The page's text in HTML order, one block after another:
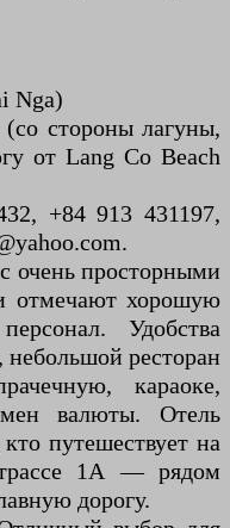
Nga)
стороны лагуны,
от Lang Co Beach
+84 913 431197,
очень просторными
отмечают хорошую
Удобства
ресторан
караоке,
валюты. Отель
путешествует на
1А — рядом
дорогу.